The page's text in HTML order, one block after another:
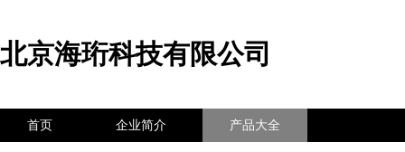
北京海珩科技有限公司
首页 企业简介 产品大全